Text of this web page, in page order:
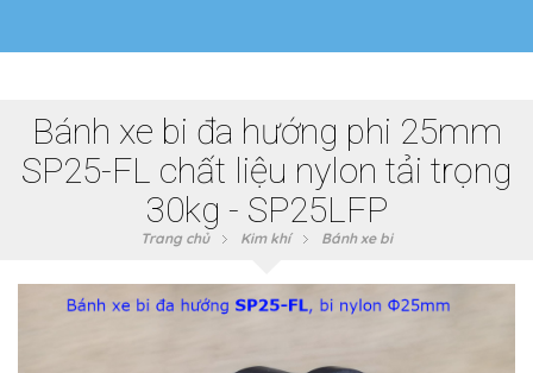
Bánh xe bi đa hướng phi 25mm
SP25-FL chất liệu nylon tải trọng
30kg - SP25LFP
Trang chủ Kim khí Bánh xe bi